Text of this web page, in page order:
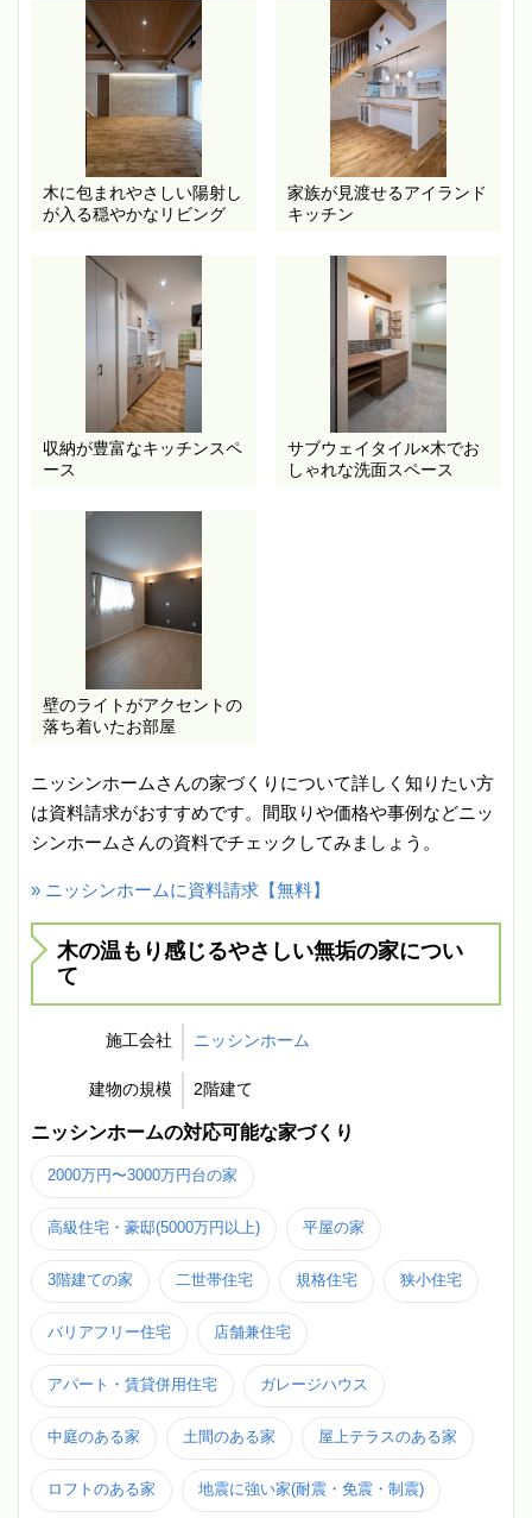
木に包まれやさしい陽射し
が入る穏やかなリビング
家族が見渡せるアイランド
キッチン
収納が豊富なキッチンスペ
ース
サブウェイタイル×木でお
しゃれな洗面スペース
壁のライトがアクセントの
落ち着いたお部屋
ニッシンホームさんの家づくりについて詳しく知りたい方
は資料請求がおすすめです。間取りや価格や事例などニッ
シンホームさんの資料でチェックしてみましょう。
» ニッシンホームに資料請求【無料】
木の温もり感じるやさしい無垢の家につい
て
施工会社 ニッシンホーム
建物の規模 2階建て
ニッシンホームの対応可能な家づくり
2000万円〜3000万円台の家
高級住宅・豪邸(5000万円以上) 平屋の家
3階建ての家 二世帯住宅 規格住宅 狭小住宅
バリアフリー住宅 店舗兼住宅
アパート・賃貸併用住宅 ガレージハウス
中庭のある家 土間のある家 屋上テラスのある家
ロフトのある家 地震に強い家(耐震・免震・制震)